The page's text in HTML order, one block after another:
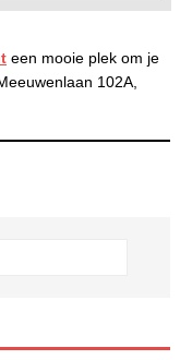
een mooie plek om je
102A,